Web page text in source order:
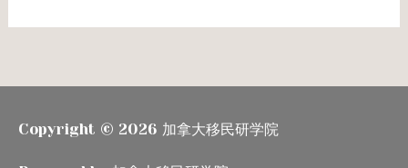
Copyright © 2026 加拿大移民研学院